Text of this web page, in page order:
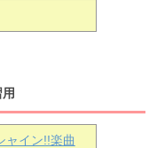
ャイン!!楽曲